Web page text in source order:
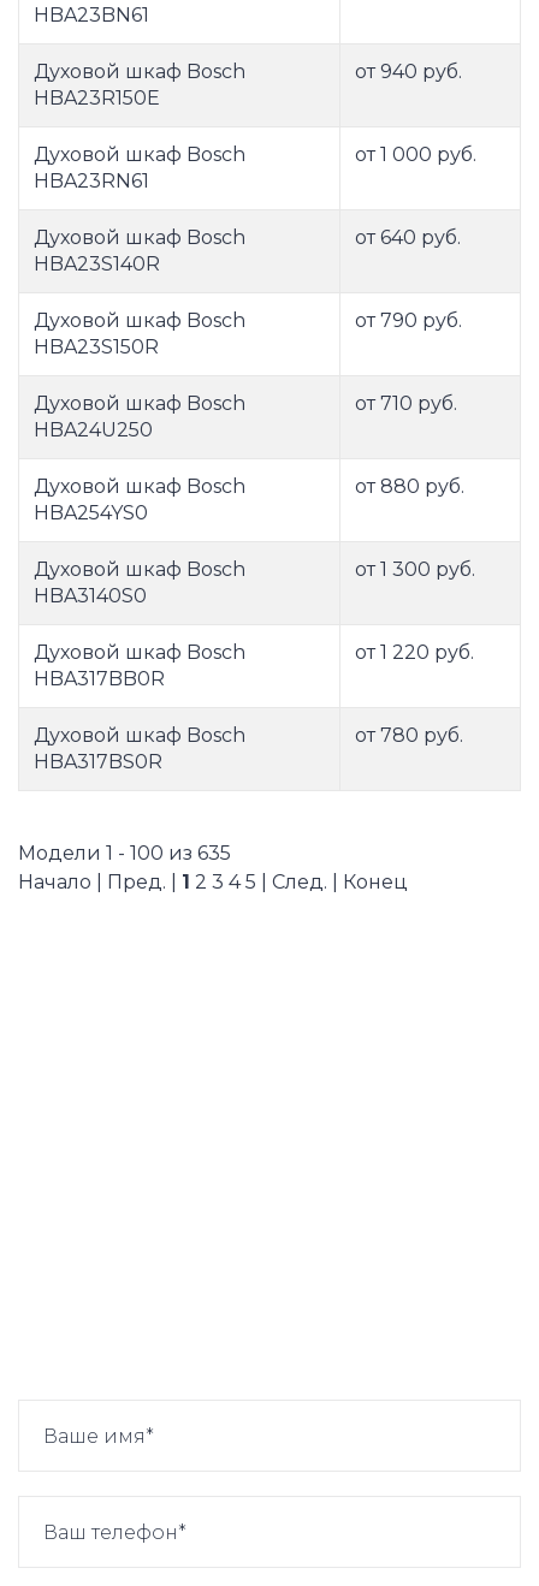
HBA23BN61
Духовой шкаф Bosch
HBA23R150E
от 940 руб.
Духовой шкаф Bosch
HBA23RN61
от 1 000 руб.
Духовой шкаф Bosch
HBA23S140R
от 640 руб.
Духовой шкаф Bosch
HBA23S150R
от 790 руб.
Духовой шкаф Bosch
HBA24U250
от 710 руб.
Духовой шкаф Bosch
HBA254YS0
от 880 руб.
Духовой шкаф Bosch
HBA3140S0
от 1 300 руб.
Духовой шкаф Bosch
HBA317BB0R
от 1 220 руб.
Духовой шкаф Bosch
HBA317BS0R
от 780 руб.
Модели 1 - 100 из 635
Начало | Пред. | 1 2 3 4 5 След. Конец